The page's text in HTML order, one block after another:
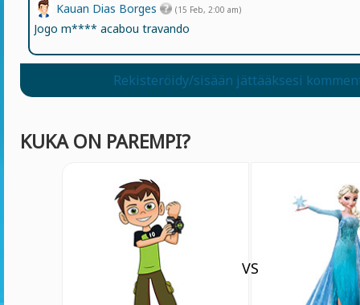
Kauan Dias Borges (15 Feb, 2:00 am)
Jogo m**** acabou travando
Rekisteröidy/sisään jättääksesi
KUKA ON PAREMPI?
VS